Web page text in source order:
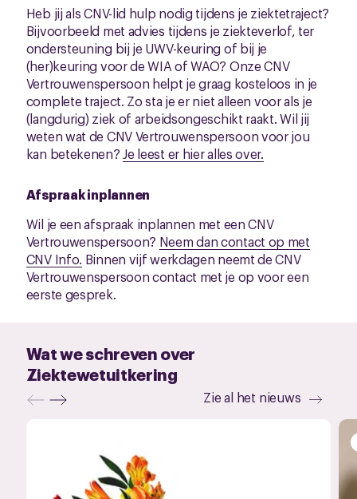
Heb jij als CNV-lid hulp nodig tijdens je ziektetraject?
Bijvoorbeeld met advies tijdens je ziekteverlof, ter
ondersteuning bij je UWV-keuring of bij je
(her)keuring voor de WIA of WAO? Onze CNV
Vertrouwenspersoon helpt je graag kosteloos in je
complete traject. Zo sta je er niet alleen voor als je
(langdurig) ziek of arbeidsongeschikt raakt. Wil jij
weten wat de CNV Vertrouwenspersoon voor jou
kan betekenen?Je leest er hier alles over.
Afspraak inplannen
Wil je een afspraak inplannen met een CNV
Vertrouwenspersoon? Neem dan contact op met
CNV Info. Binnen vijf werkdagen neemt de CNV
Vertrouwenspersoon contact met je op voor een
eerste gesprek.
Wat we schreven over
Ziektewetuitkering
Zie al het nieuws